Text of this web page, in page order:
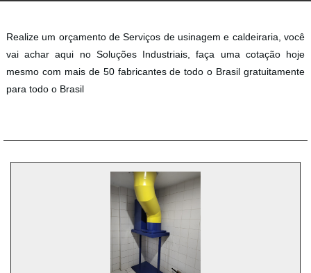
Realize um orçamento de Serviços de usinagem e caldeiraria, você
vai achar aqui no Soluções Industriais, faça uma cotação hoje
mesmo com mais de 50 fabricantes de todo o Brasil gratuitamente
para todo o Brasil